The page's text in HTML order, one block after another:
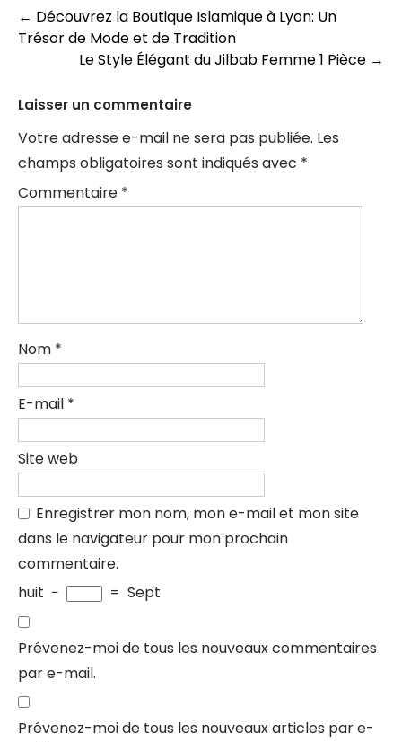
Navigation
des
articles
← Découvrez la Boutique Islamique à Lyon: Un
Trésor de Mode et de Tradition
Le Style Élégant du Jilbab Femme 1 Pièce →
Laisser un commentaire
Votre adresse e-mail ne sera pas publiée. Les
champs obligatoires sont indiqués avec *
Commentaire *
Nom *
E-mail *
Site web
Enregistrer mon nom, mon e-mail et mon site
dans le navigateur pour mon prochain
commentaire.
huit − = Sept
Prévenez-moi de tous les nouveaux commentaires
par e-mail.
Prévenez-moi de tous les nouveaux articles par e-